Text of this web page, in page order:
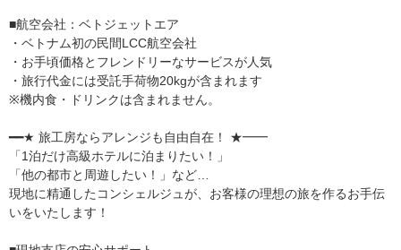
■航空会社：ベトジェットエア
・ベトナム初の民間LCC航空会社
・お手頃価格とフレンドリーなサービスが人気
・旅行代金には受託手荷物20kgが含まれます
※機内食・ドリンクは含まれません。
━━★ 旅工房ならアレンジも自由自在！ ★━━
「1泊だけ高級ホテルに泊まりたい！」
「他の都市と周遊したい！」など…
現地に精通したコンシェルジュが、お客様の理想の旅を作るお手伝
いをいたします！